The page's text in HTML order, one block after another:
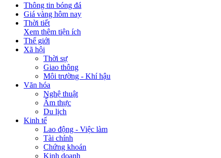
Thông tin bóng đá
Giá vàng hôm nay
Thời tiết
Xem thêm tiện ích
Thế giới
Xã hội
Thời sự
Giao thông
Môi trường - Khí hậu
Văn hóa
Nghệ thuật
Ẩm thực
Du lịch
Kinh tế
Lao động - Việc làm
Tài chính
Chứng khoán
Kinh doanh